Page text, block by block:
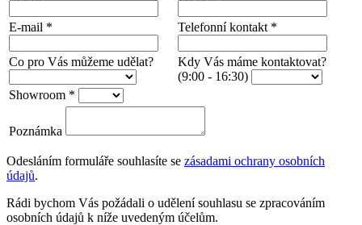
E-mail * Telefonní kontakt *
Co pro Vás můžeme udělat?
Kdy Vás máme kontaktovat?
(9:00 - 16:30)
Showroom *
Poznámka
Odesláním formuláře souhlasíte se zásadami ochrany osobních
údajů.
Rádi bychom Vás požádali o udělení souhlasu se zpracováním
osobních údajů k níže uvedeným účelům.